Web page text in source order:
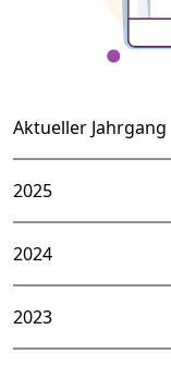
Aktueller Jahrgang
2025
2024
2023